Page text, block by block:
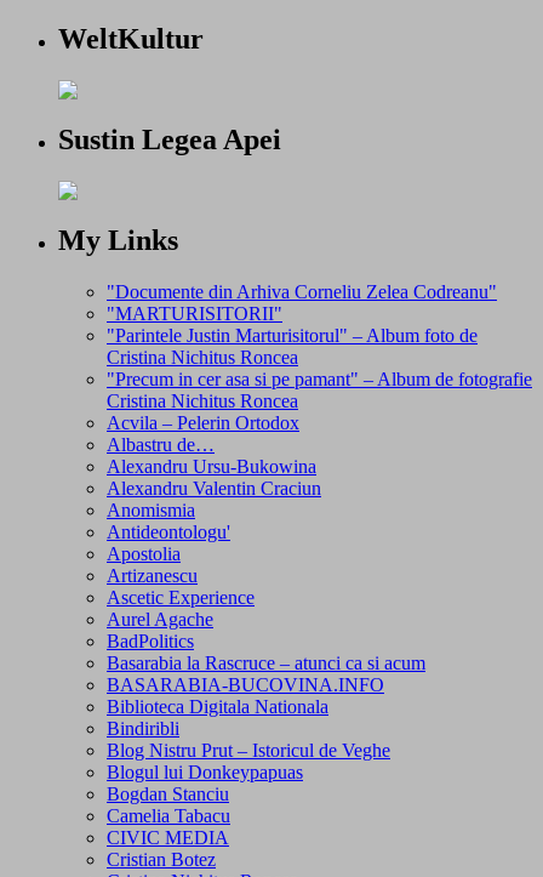
WeltKultur
Sustin Legea Apei
My Links
"Documente din Arhiva Corneliu Zelea Codreanu"
"MARTURISITORII"
"Parintele Justin Marturisitorul" – Album foto de
Cristina Nichitus Roncea
"Precum in cer asa si pe pamant" – Album de fotografie
Cristina Nichitus Roncea
Acvila – Pelerin Ortodox
Albastru de…
Alexandru Ursu-Bukowina
Alexandru Valentin Craciun
Anomismia
Antideontologu'
Apostolia
Artizanescu
Ascetic Experience
Aurel Agache
BadPolitics
Basarabia la Rascruce – atunci ca si acum
BASARABIA-BUCOVINA.INFO
Biblioteca Digitala Nationala
Bindiribli
Blog Nistru Prut – Istoricul de Veghe
Blogul lui Donkeypapuas
Bogdan Stanciu
Camelia Tabacu
CIVIC MEDIA
Cristian Botez